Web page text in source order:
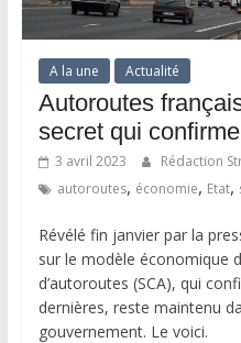
A la une Actualité
Autoroutes
secret qui
3 avril 2023 Rédaction
autoroutes, économie, Etat,
Révélé fin janvier par la
sur le modèle économique
d’autoroutes (SCA), qui
dernières, reste maintenu
gouvernement. Le voici.